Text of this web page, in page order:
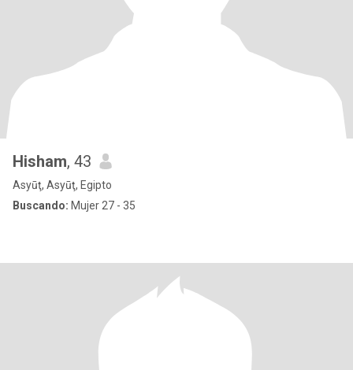
Hisham, 43
Asyūţ, Asyūţ, Egipto
Buscando: Mujer 27 - 35